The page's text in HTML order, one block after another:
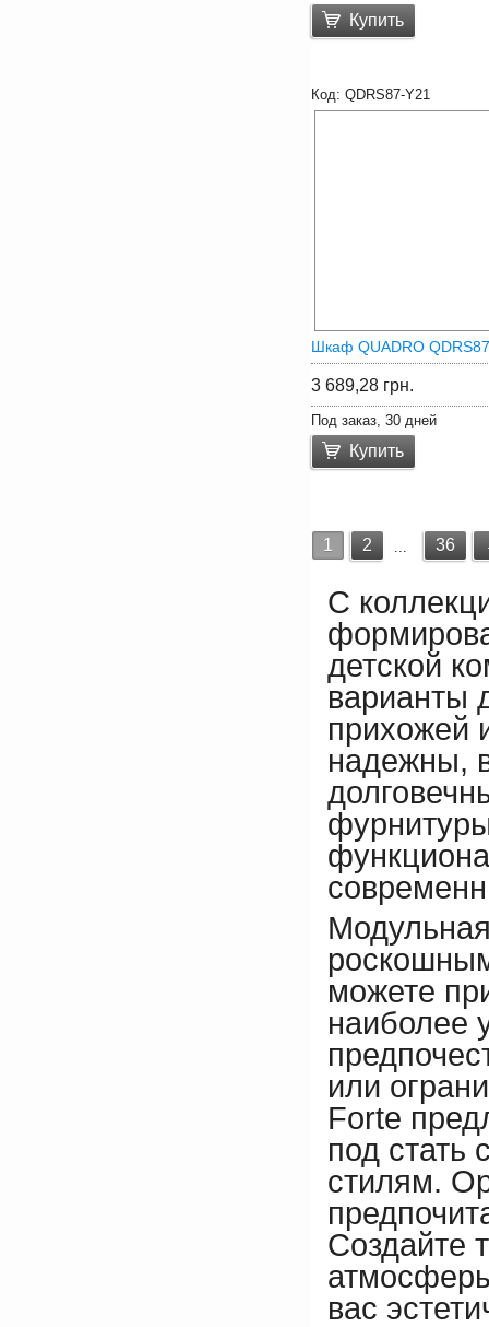
Купить
QDRS87-Y21
Шкаф QUADRO QDRS87
3 689,28 грн.
Под заказ, 30 дней
Купить
1 2 36
С
детской
варианты
прихожей
надежны,
можете
наиболее
или
Forte
под
стилям.
Создайте
вас